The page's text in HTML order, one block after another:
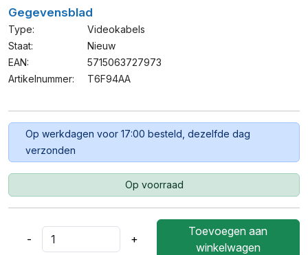
Gegevensblad
Type:
Videokabels
Staat:
Nieuw
EAN:
5715063727973
Artikelnummer:
T6F94AA
Op werkdagen voor 17:00 besteld, dezelfde dag
verzonden
Op voorraad
- +
Toevoegen aan
winkelwagen